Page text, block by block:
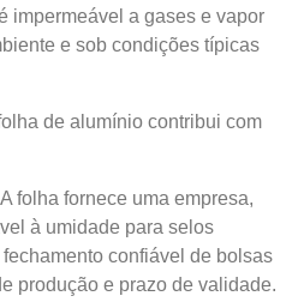
impermeável a gases e vapor
e sob condições típicas
de alumínio contribui com
folha fornece uma empresa,
à umidade para selos
confiável de bolsas
produção e prazo de validade.